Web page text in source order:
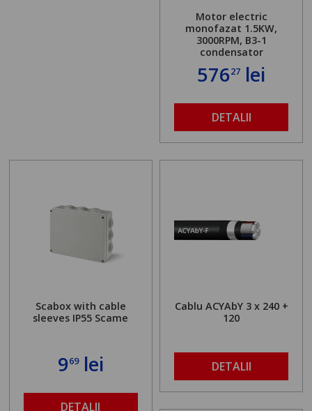
Motor electric
monofazat 1.5KW,
3000RPM, B3-1
condensator
57627 lei
DETALII
Scabox with cable
sleeves IP55 Scame
969lei
DETALII
Cablu ACYAbY 3 x 240 +
120
DETALII